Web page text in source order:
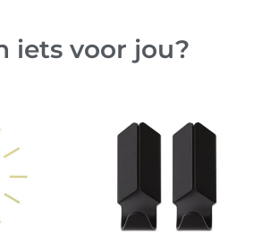
iets voor jou?